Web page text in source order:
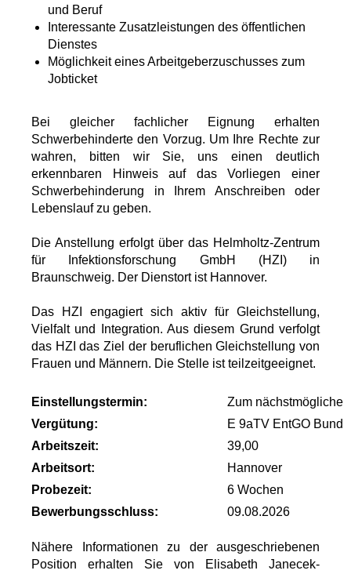
und Beruf
Interessante Zusatzleistungen des öffentlichen
Dienstes
Möglichkeit eines Arbeitgeberzuschusses zum
Jobticket
Bei gleicher fachlicher Eignung erhalten
Schwerbehinderte den Vorzug. Um Ihre Rechte zur
wahren, bitten wir Sie, uns einen deutlich
erkennbaren Hinweis auf das Vorliegen einer
Schwerbehinderung in Ihrem Anschreiben oder
Lebenslauf zu geben.
Die Anstellung erfolgt über das Helmholtz-Zentrum
für Infektionsforschung GmbH (HZI) in
Braunschweig. Der Dienstort ist Hannover.
Das HZI engagiert sich aktiv für Gleichstellung,
Vielfalt und Integration. Aus diesem Grund verfolgt
das HZI das Ziel der beruflichen Gleichstellung von
Frauen und Männern. Die Stelle ist teilzeitgeeignet.
Einstellungstermin:
Zum
Vergütung:
E 9aTV EntGO Bund
Arbeitszeit:
39,00
Arbeitsort:
Hannover
Probezeit:
6 Wochen
Bewerbungsschluss:
09.08.2026
Nähere Informationen zu der ausgeschriebenen
Position erhalten Sie von Elisabeth Janecek-